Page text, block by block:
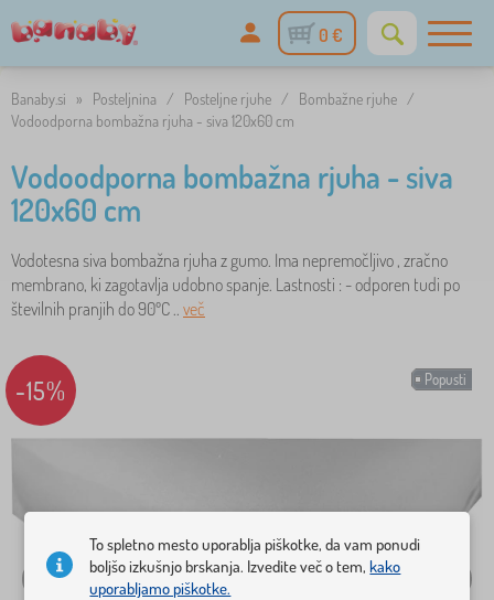
0 €
Banaby.si » Posteljnina / Posteljne rjuhe / Bombažne rjuhe /
Vodoodporna bombažna rjuha - siva 120x60 cm
Vodoodporna bombažna rjuha - siva
120x60 cm
Vodotesna siva bombažna rjuha z gumo. Ima nepremočljivo , zračno
membrano, ki zagotavlja udobno spanje. Lastnosti : - odporen tudi po
številnih pranjih do 90ºC .. več
Popusti
-15%
To spletno mesto uporablja piškotke, da vam ponudi
boljšo izkušnjo brskanja. Izvedite več o tem,kako
uporabljamo piškotke.